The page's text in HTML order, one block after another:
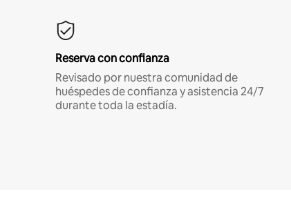
Reserva con confianza
Revisado por nuestra comunidad de
huéspedes de confianza y asistencia 24/7
durante toda la estadía.